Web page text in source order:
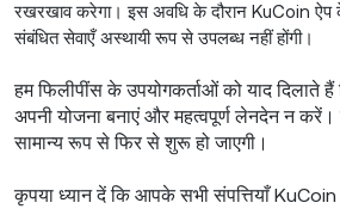
रखरखाव करेगा। इस अवधि के दौरान KuCoin
संबंधित सेवाएँ अस्थायी रूप से उपलब्ध नहीं होंगी।
हम फिलीपींस के उपयोगकर्ताओं को याद दिलाते
अपनी योजना बनाएं और महत्वपूर्ण लेनदेन न करें।
सामान्य रूप से फिर से शुरू हो जाएगी।
कृपया ध्यान दें कि आपके सभी संपत्तियाँ KuCoin